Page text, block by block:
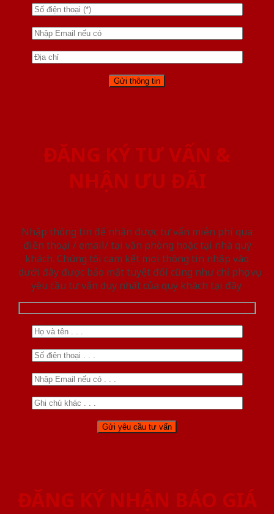
ĐĂNG KÝ TƯ VẤN &
NHẬN ƯU ĐÃI
Nhập thông tin để nhận được tư vấn miễn phí qua
điện thoại / email/ tại văn phòng hoặc tại nhà quý
khách. Chúng tôi cam kết mọi thông tin nhập vào
dưới đây được bảo mật tuyệt đối cũng như chỉ phục vụ
yêu cầu tư vấn duy nhất của quý khách tại đây.
ĐĂNG KÝ NHẬN BÁO GIÁ